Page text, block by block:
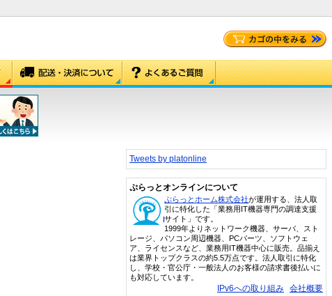
Tweets by platonline
ぷらっとオンラインについて
ぷらっとホーム株式会社が運用する、法人取
引に特化した「業務用IT機器専門の調達支援
サイト」です。
1999年よりネットワーク機器、サーバ、スト
レージ、パソコン周辺機器、PCパーツ、ソフトウェ
ア、ライセンスなど、業務用IT機器中心に販売。品揃え
は業界トップクラスの約5.5万点です。法人取引に特化
し、学校・官公庁・一般法人のお客様の請求書後払いに
も対応しています。
IPv6への取り組み 会社概要